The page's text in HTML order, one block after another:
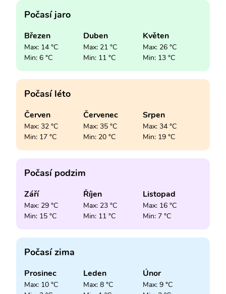
Počasí jaro
Březen
Max: 14 °C
Min: 6 °C
Duben
Max: 21 °C
Min: 11 °C
Květen
Max: 26 °C
Min: 13 °C
Počasí léto
Červen
Max: 32 °C
Min: 17 °C
Červenec
Max: 35 °C
Min: 20 °C
Srpen
Max: 34 °C
Min: 19 °C
Počasí podzim
Září
Max: 29 °C
Min: 15 °C
Říjen
Max: 23 °C
Min: 11 °C
Listopad
Max: 16 °C
Min: 7 °C
Počasí zima
Prosinec
Max: 10 °C
Leden
Max: 8 °C
Únor
Max: 9 °C